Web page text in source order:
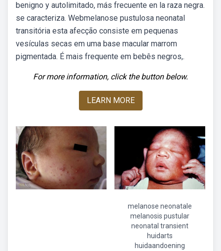
benigno y autolimitado, más frecuente en la raza negra.
se caracteriza. Webmelanose pustulosa neonatal
transitória esta afecção consiste em pequenas
vesículas secas em uma base macular marrom
pigmentada. É mais frequente em bebês negros,.
For more information, click the button below.
LEARN MORE
melanose neonatale
melanosis pustular
neonatal transient
huidarts
huidaandoening